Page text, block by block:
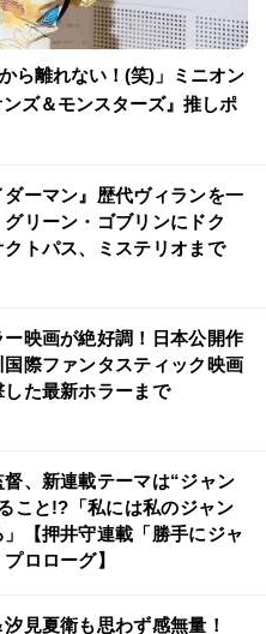
ら離れない！(笑)」ミニオン
ズ＆モンスターズ』推しポ
ダーマン』歴代ヴィランを一
リーン・ゴブリンにドク
クトパス、ミステリオまで
ー映画が絶好調！日本公開作
国際ファンタスティック映画
した最新ホラーまで
督、新連載テーマは“ジャン
こと!?「私には私のジャン
」【押井守連載「勝手にジャ
ロローグ】
見夏衛も思わず感無量！